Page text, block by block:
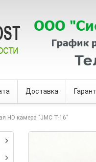
Доставка
HD камера "JMC T-16"